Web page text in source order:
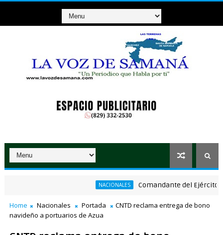
NACIONALES Comandante del Ejército
a comerciantes afectados por ampliación de avenida Los
Home Nacionales Portada
CNTD reclama entrega de bono
navideño a portuarios de Azua